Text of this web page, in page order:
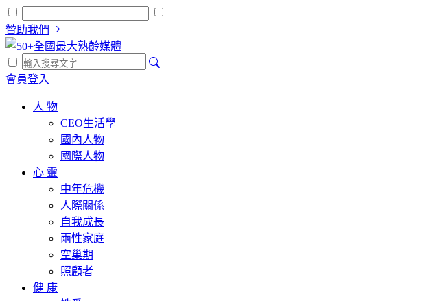
贊助我們
會員登入
人 物
CEO生活學
國內人物
國際人物
心 靈
中年危機
人際關係
自我成長
兩性家庭
空巢期
照顧者
健 康